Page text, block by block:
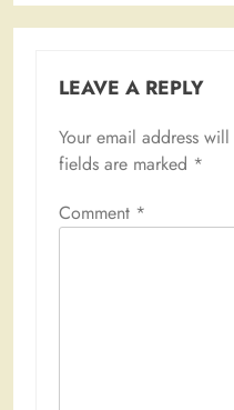
LEAVE A REPLY
Your email address
fields are marked *
Comment *